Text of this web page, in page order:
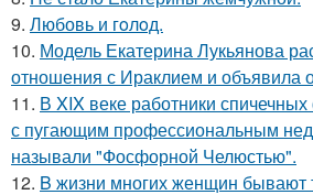
9. Любовь и гoлoд.
10. Модель Екатерина Лукьянова
отношения с Ираклием и объявила
11. В XIX веке работники
с пугающим профессиональным
называли "Фосфорной Челюстью".
12. B жизни многих женщин бывают